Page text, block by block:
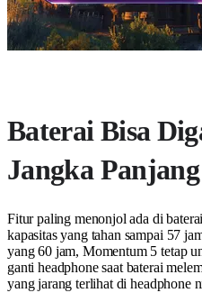
Baterai Bisa
Jangka Panjang
Fitur paling menonjol ada di
kapasitas yang tahan sampai 57
yang 60 jam, Momentum 5 tetap
ganti headphone saat baterai
yang jarang terlihat di headphone